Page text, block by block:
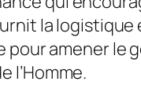
la
amener le
l’Homme.